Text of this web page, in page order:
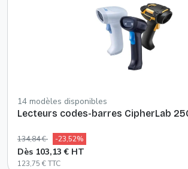
14 modèles disponibles
Lecteurs codes-barres CipherLab
134,84 € -23,52%
Dès 103,13 € HT
123,75 € TTC